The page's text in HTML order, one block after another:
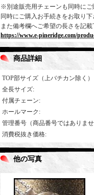
※別途販売用チェーンも同時に
同時にご購入お手続きをお取り
また備考欄へご希望の長さを記
https://www.e-pineridge.com/
商品詳細
TOP部サイズ（上バチカン除く）
全長サイズ:
付属チェーン:
ホールマーク :
管理番号（商品番号ではありま
消費税抜き価格:
他の写真